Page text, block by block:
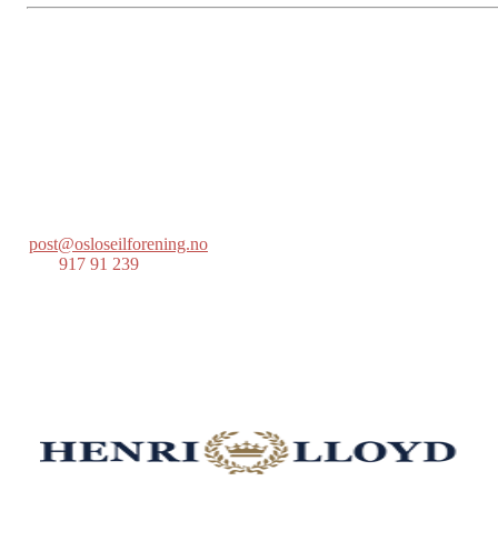
post@osloseilforening.no
917 91 239